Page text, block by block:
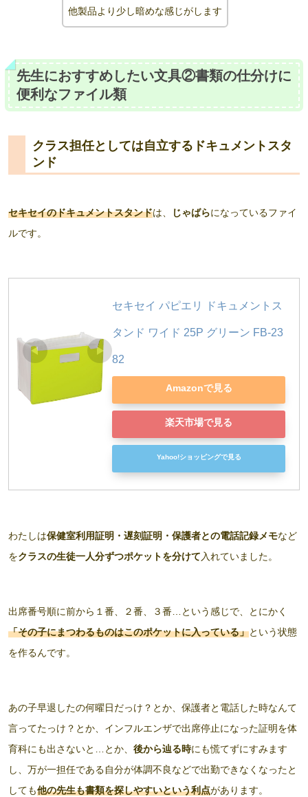
他製品より 少し暗めな感じがします
先生におすすめしたい文具②書類の仕分けに
便利なファイル類
クラス担任としては自立するドキュメントスタ
ンド
セキセイのドキュメントスタンドは、 じゃばらになっているファイ
ルです。
セキセイ パピエリ ドキュメントス
タンド ワイド 25P グリーン FB-23
82
Amazonで見る
楽天市場で見る
Yahoo!ショッピングで見る
わたしは保健室利用証明・遅刻証明・保護者との電話記録メモなど
をクラスの生徒一人分ずつポケットを分けて 入れていました。
出席番号順に前から１番、２番、３番…という感じで、とにかく
「その子にまつわるものはこのポケットに入っている」という状態
を作るんです。
あの子早退したの何曜日だっけ？とか、保護者と電話した時なんて
言ってたっけ？とか、インフルエンザで出席停止になった証明を体
育科にも出さないと…とか、 後から辿る時にも慌てずにすみます
し、万が一担任である自分が体調不良などで出勤できなくなったと
しても他の先生も書類を探しやすいという利点があります。